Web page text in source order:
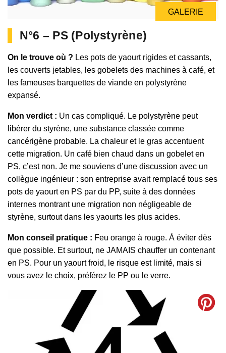
GALERIE
N°6 – PS (Polystyrène)
On le trouve où ? Les pots de yaourt rigides et cassants,
les couverts jetables, les gobelets des machines à café, et
les fameuses barquettes de viande en polystyrène
expansé.
Mon verdict : Un cas compliqué. Le polystyrène peut
libérer du styrène, une substance classée comme
cancérigène probable. La chaleur et le gras accentuent
cette migration. Un café bien chaud dans un gobelet en
PS, c’est non. Je me souviens d’une discussion avec un
collègue ingénieur : son entreprise avait remplacé tous ses
pots de yaourt en PS par du PP, suite à des données
internes montrant une migration non négligeable de
styrène, surtout dans les yaourts les plus acides.
Mon conseil pratique : Feu orange à rouge. À éviter dès
que possible. Et surtout, ne JAMAIS chauffer un contenant
en PS. Pour un yaourt froid, le risque est limité, mais si
vous avez le choix, préférez le PP ou le verre.